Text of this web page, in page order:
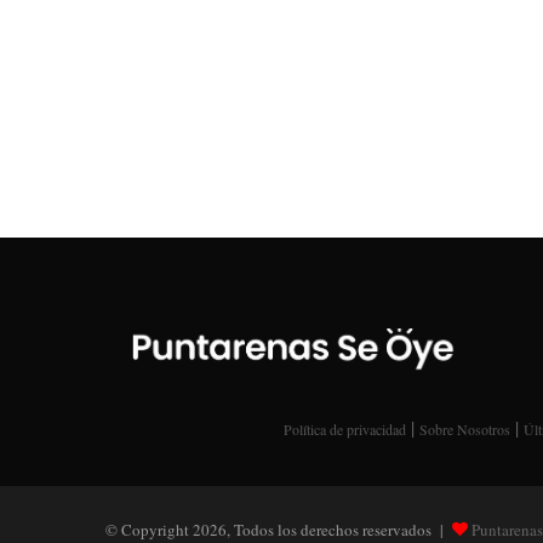
Política de privacidad | Sobre Nosotros |
© Copyright 2026, Todos los derechos reservados |